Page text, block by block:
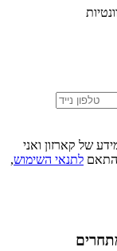
של קארזון ואני
לתנאי השימוש,